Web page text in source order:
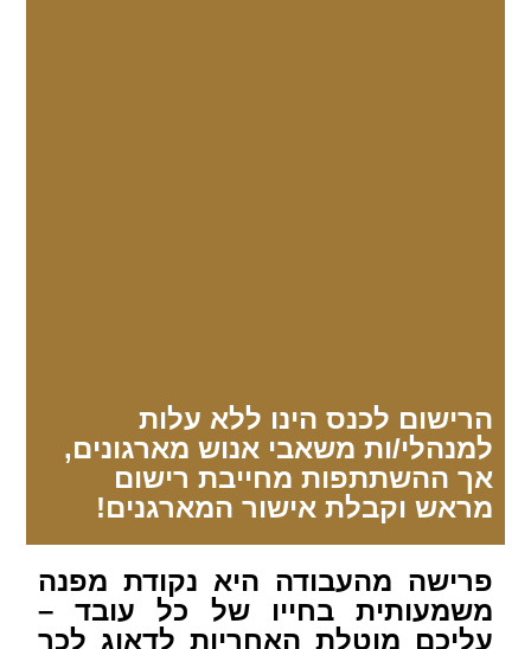
הרישום לכנס הינו ללא עלות
למנהלי/ות משאבי אנוש מארגונים,
אך ההשתתפות מחייבת רישום
מראש וקבלת אישור המארגנים!
פרישה מהעבודה היא נקודת מפנה
משמעותית בחייו של כל עובד –
עליכם מוטלת האחריות לדאוג לכך